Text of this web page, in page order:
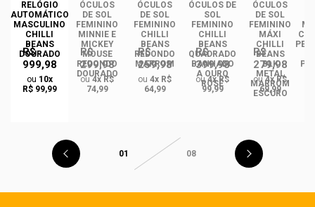
RELÓGIO
AUTOMÁTICO
MASCULINO
CHILLI
BEANS
DOURADO
R$
999,98
ou 10x
R$ 99,99
ÓCULOS
DE SOL
FEMININO
MINNIE E
MICKEY
MOUSE
REDONDO
DOURADO
R$
299,98
ou4x R$
74,99
ÓCULOS
DE SOL
FEMININO
CHILLI
BEANS
REDONDO
MARROM
R$
259,98
ou 4x R$
64,99
ÓCULOS DE
SOL
FEMININO
CHILLI
BEANS
QUADRADO
BANHADO
A OURO
ROSÉ
R$
399,98
ou4x R$
99,99
ÓCULOS
DE SOL
FEMININO
MÁXI
CHILLI
BEANS
BLK
METAL
MARROM
ESCURO
R$
279,98
ou4x R$
69,99
01 08